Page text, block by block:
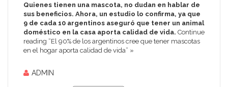
Quienes tienen una mascota, no dudan en hablar de
sus beneficios. Ahora, un estudio lo confirma, ya que
9 de cada 10 argentinos aseguró que tener un animal
doméstico en la casa aporta calidad de vida. Continue
reading “El 90% de los argentinos cree que tener mascotas
en el hogar aporta calidad de vida” »
ADMIN